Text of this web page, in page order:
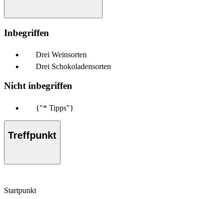
Inbegriffen
Drei Weinsorten
Drei Schokoladensorten
Nicht inbegriffen
{"* Tipps"}
Treffpunkt
Startpunkt